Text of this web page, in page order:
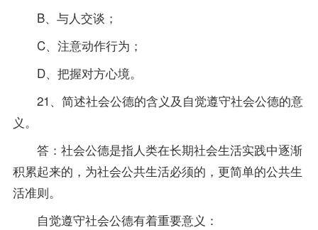
B、与人交谈；
C、注意动作行为；
D、把握对方心境。
21、简述社会公德的含义及自觉遵守社会公德的意
义。
答：社会公德是指人类在长期社会生活实践中逐渐
积累起来的，为社会公共生活必须的，更简单的公共生
活准则。
自觉遵守社会公德有着重要意义：